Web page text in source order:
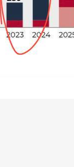
Политика